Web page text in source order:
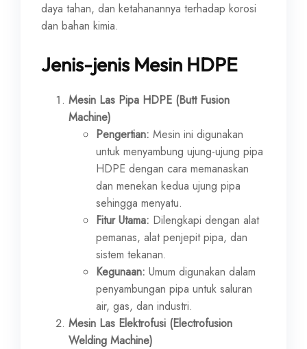
daya tahan, dan ketahanannya terhadap korosi
dan bahan kimia.
Jenis-jenis Mesin HDPE
Mesin Las Pipa HDPE (Butt Fusion
Machine)
Pengertian: Mesin ini digunakan
untuk menyambung ujung-ujung pipa
HDPE dengan cara memanaskan
dan menekan kedua ujung pipa
sehingga menyatu.
Fitur Utama: Dilengkapi dengan alat
pemanas, alat penjepit pipa, dan
sistem tekanan.
Kegunaan: Umum digunakan dalam
penyambungan pipa untuk saluran
air, gas, dan industri.
Mesin Las Elektrofusi (Electrofusion
Welding Machine)